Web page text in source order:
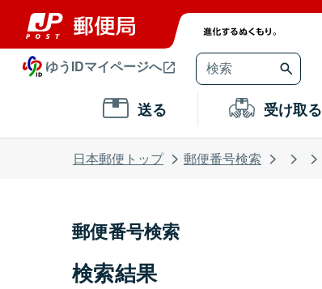
ゆうIDマイページへ
送る 受け取る
日本郵便トップ 郵便番号検索
郵便番号検索
検索結果